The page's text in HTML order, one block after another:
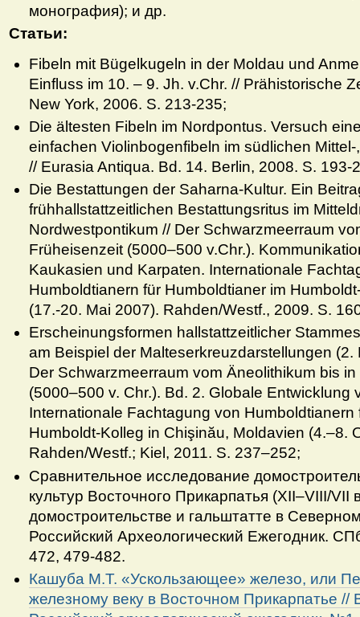
монография); и др.
Статьи:
Fibeln mit Bügelkugeln in der Moldau und
Einfluss im 10. – 9. Jh. v.Chr. // Prähistorische
New York, 2006. S. 213-235;
Die ältesten Fibeln im Nordpontus. Versuch
einfachen Violinbogenfibeln im südlichen
// Eurasia Antiqua. Bd. 14. Berlin, 2008. S. 193-
Die Bestattungen der Saharna-Kultur. Ein
frühhallstattzeitlichen Bestattungsritus im
Nordwestpontikum // Der Schwarzmeerraum
Früheisenzeit (5000–500 v.Chr.).
Kaukasien und Karpaten. Internationale
Humboldtianern für Humboldtianer im
(17.-20. Mai 2007). Rahden/Westf., 2009. S.
Erscheinungsformen hallstattzeitlicher
am Beispiel der Malteserkreuzdarstellungen (2.
Der Schwarzmeerraum vom Äneolithikum bis
(5000–500 v. Chr.). Bd. 2. Globale
Internationale Fachtagung von Humboldtianern
Humboldt-Kolleg in Chişinău, Moldavien (4.–8.
Rahden/Westf.; Kiel, 2011. S. 237–252;
Сравнительное исследование
культур Восточного Прикарпатья (XII–VIII/
домостроительстве и гальштатте в
Российский Археологический Ежегодник.
472, 479-482.
Кашуба М.Т. «Ускользающее» железо, или
железному веку в Восточном Прикарпатье //